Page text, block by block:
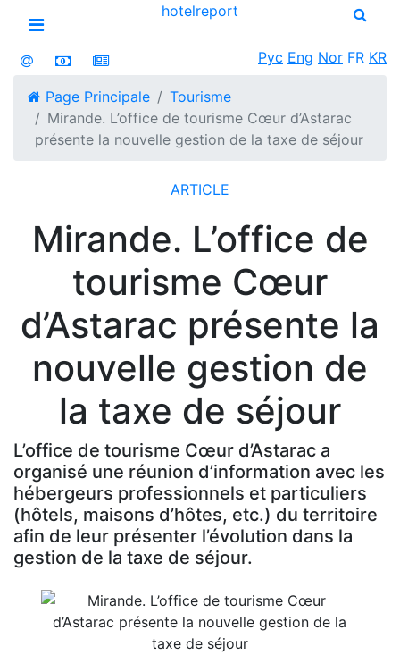
Open menu
hotelreport
Рус Eng Nor FR KR
Page Principale
Tourisme
Mirande. L’office de tourisme Cœur d’Astarac
présente la nouvelle gestion de la taxe de séjour
ARTICLE
Mirande. L’office de
tourisme Cœur
d’Astarac présente la
nouvelle gestion de
la taxe de séjour
L’office de tourisme Cœur d’Astarac a
organisé une réunion d’information avec les
hébergeurs professionnels et particuliers
(hôtels, maisons d’hôtes, etc.) du territoire
afin de leur présenter l’évolution dans la
gestion de la taxe de séjour.